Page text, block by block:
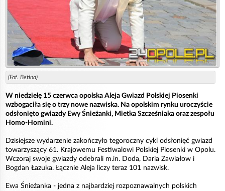
(Fot. Betina)
W niedzielę 15 czerwca opolska Aleja Gwiazd Polskiej Piosenki
wzbogaciła się o trzy nowe nazwiska. Na opolskim rynku uroczyście
odsłonięto gwiazdy Ewy Śnieżanki, Mietka Szcześniaka oraz zespołu
Homo-Homini.
Dzisiejsze wydarzenie zakończyło tegoroczny cykl odsłonięć gwiazd
towarzyszący 61. Krajowemu Festiwalowi Polskiej Piosenki w Opolu.
Wczoraj swoje gwiazdy odebrali m.in. Doda, Daria Zawiałow i
Bogdan Łazuka. Łącznie Aleja liczy teraz 101 nazwisk.
Ewa Śnieżanka - jedna z najbardziej rozpoznawalnych polskich